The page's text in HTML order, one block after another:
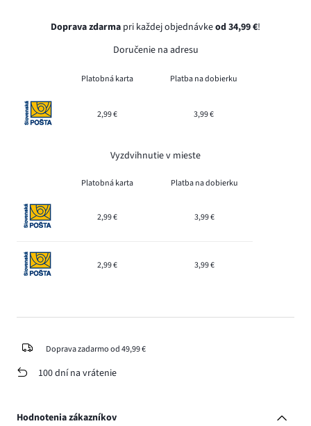
Doprava zdarma pri každej objednávkeod 34,99 €!
Doručenie na adresu
Platobná karta Platba na dobierku
2,99 € 3,99 €
Vyzdvihnutie v mieste
Platobná karta Platba na dobierku
2,99 € 3,99 €
2,99 € 3,99 €
Doprava zadarmo od 49,99 €
100 dní na vrátenie
Hodnotenia zákazníkov